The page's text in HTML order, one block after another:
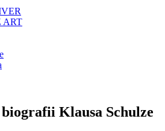
ART
Klausa Schulze